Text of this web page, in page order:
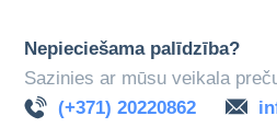
Nepieciešama palīdzība?
Sazinies ar mūsu veikala
(+371) 20220862